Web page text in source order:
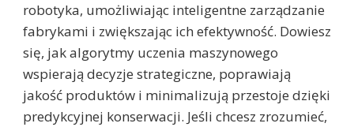
robotyka, umożliwiając inteligentne zarządzanie
fabrykami i zwiększając ich efektywność. Dowiesz
się, jak algorytmy uczenia maszynowego
wspierają decyzje strategiczne, poprawiają
jakość produktów i minimalizują przestoje dzięki
predykcyjnej konserwacji. Jeśli chcesz zrozumieć,